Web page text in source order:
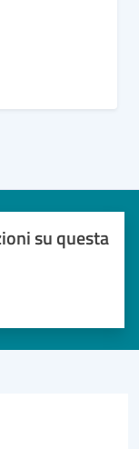
su questa